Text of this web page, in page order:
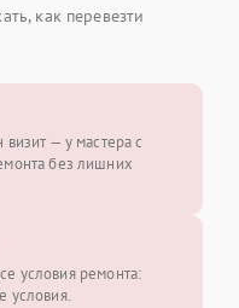
как перевезти
— у мастера с
без лишних
условия ремонта:
условия.